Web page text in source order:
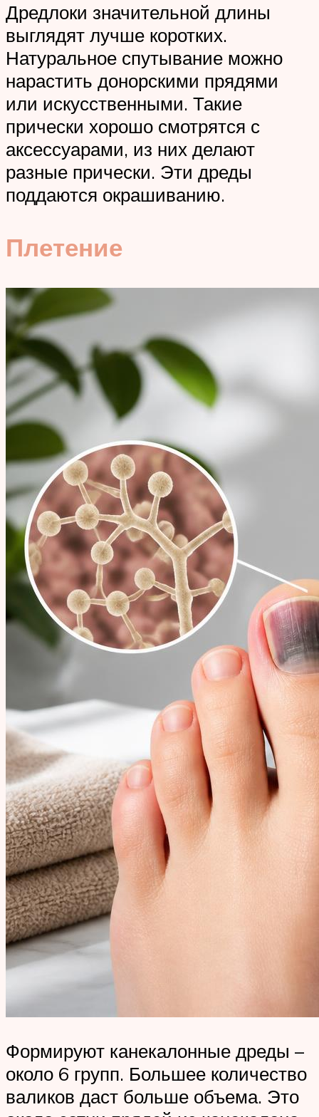
Дредлоки значительной длины
выглядят лучше коротких.
Натуральное спутывание можно
нарастить донорскими прядями
или искусственными. Такие
прически хорошо смотрятся с
аксессуарами, из них делают
разные прически. Эти дреды
поддаются окрашиванию.
Плетение
Формируют канекалонные дреды –
около 6 групп. Большее количество
валиков даст больше объема. Это